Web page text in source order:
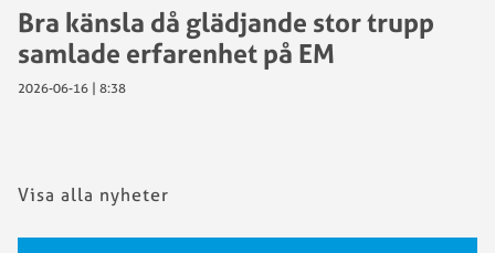
Bra känsla då glädjande stor trupp
samlade erfarenhet på EM
2026-06-16 | 8:38
Visa alla nyheter